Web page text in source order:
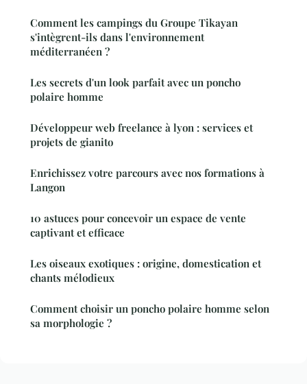
Comment les campings du Groupe Tikayan
s'intègrent-ils dans l'environnement
méditerranéen ?
Les secrets d'un look parfait avec un poncho
polaire homme
Développeur web freelance à lyon : services et
projets de gianito
Enrichissez votre parcours avec nos formations à
Langon
10 astuces pour concevoir un espace de vente
captivant et efficace
Les oiseaux exotiques : origine, domestication et
chants mélodieux
Comment choisir un poncho polaire homme selon
sa morphologie ?